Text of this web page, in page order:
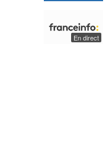
En direct